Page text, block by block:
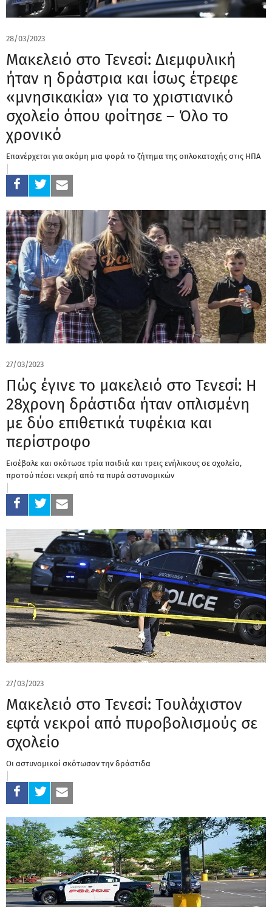
28/03/2023
Μακελειό στο Τενεσί: Διεμφυλική
ήταν η δράστρια και ίσως έτρεφε
«μνησικακία» για το χριστιανικό
σχολείο όπου φοίτησε – Όλο το
χρονικό
Επανέρχεται για ακόμη μια φορά το ζήτημα της οπλοκατοχής στις ΗΠΑ
27/03/2023
Πώς έγινε το μακελειό στο Τενεσί: Η
28χρονη δράστιδα ήταν οπλισμένη
με δύο επιθετικά τυφέκια και
περίστροφο
Εισέβαλε και σκότωσε τρία παιδιά και τρεις ενήλικους σε σχολείο,
προτού πέσει νεκρή από τα πυρά αστυνομικών
27/03/2023
Μακελειό στο Τενεσί: Τουλάχιστον
εφτά νεκροί από πυροβολισμούς σε
σχολείο
Οι αστυνομικοί σκότωσαν την δράστιδα